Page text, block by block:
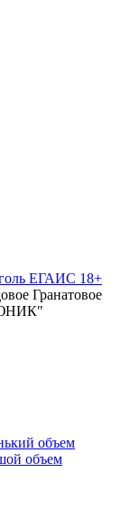
ЕГАИС 18+
Гранатовое
объем
объем